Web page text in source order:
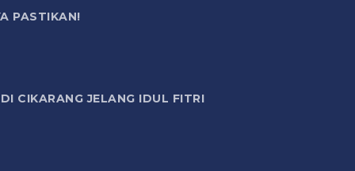
PASTIKAN!
CIKARANG JELANG IDUL FITRI